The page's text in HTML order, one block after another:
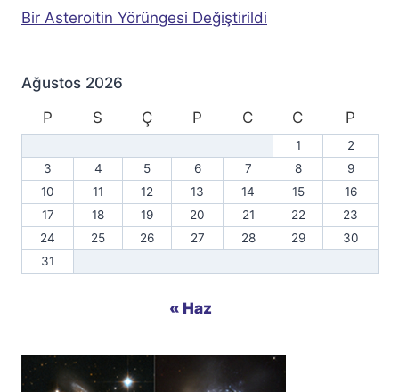
Bir Asteroitin Yörüngesi Değiştirildi
Ağustos 2026
P
S Ç P C C P
1
2
3
4 5 6 7 8
9
10
11 12 13 14 15
16
17
18 19 20 21 22
23
24
25 26 27 28 29
30
31
« Haz